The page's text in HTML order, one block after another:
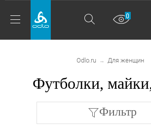
0
Odlo.ru → Для женщин
Футболки,
Фильтр